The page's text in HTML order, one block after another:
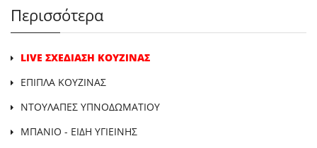
Περισσότερα
LIVE ΣΧΕΔΙΑΣΗ ΚΟΥΖΙΝΑΣ
ΕΠΙΠΛΑ ΚΟΥΖΙΝΑΣ
ΝΤΟΥΛΑΠΕΣ ΥΠΝΟΔΩΜΑΤΙΟΥ
ΜΠΑΝΙΟ - ΕΙΔΗ ΥΓΙΕΙΝΗΣ